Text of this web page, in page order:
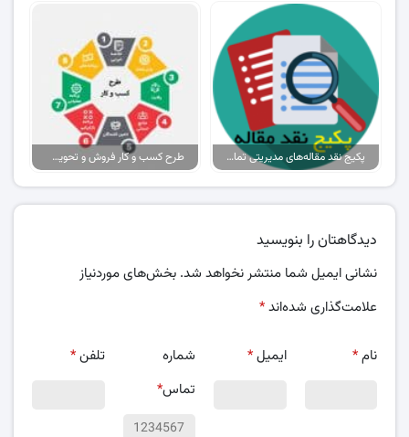
پکیج نقد مقاله‌های مدیریتی تمام گرایش‌ها طرح کسب و کار فروش و تحویل پیتزا در ایران
دیدگاهتان را بنویسید
نشانی ایمیل شما منتشر نخواهد شد. بخش‌های موردنیاز
علامت‌گذاری شده‌اند*
نام* ایمیل*
شماره
تماس*
تلفن*